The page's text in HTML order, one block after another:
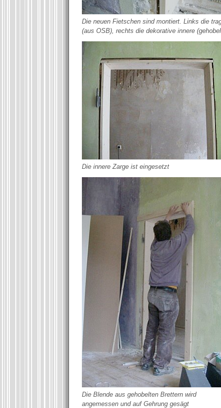
Die neuen Fietschen sind montiert. Links die
(aus OSB), rechts die dekorative innere
Die innere Zarge ist eingesetzt
Die Blende aus gehobelten Brettern wird
angemessen und auf Gehrung gesägt